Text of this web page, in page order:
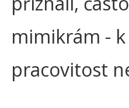
mimikrám -
pracovitost